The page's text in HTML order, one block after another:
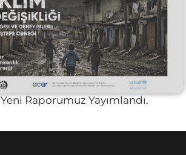
Yeni Raporumuz Yayımlandı.